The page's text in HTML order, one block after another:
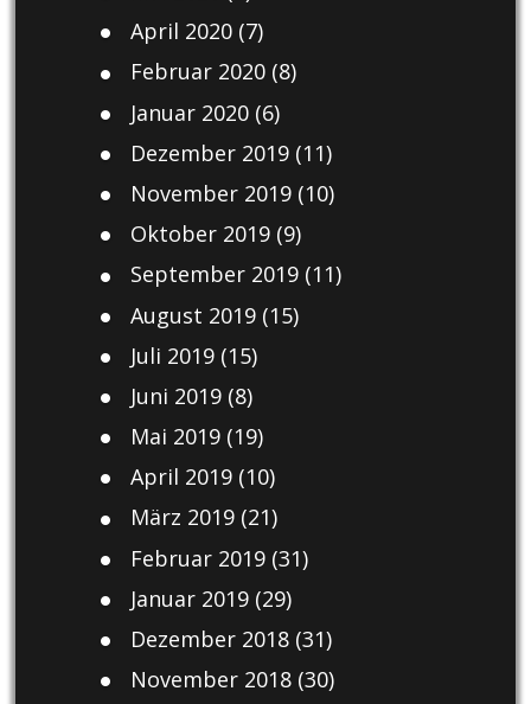
April 2020(7)
Februar 2020(8)
Januar 2020(6)
Dezember 2019(11)
November 2019(10)
Oktober 2019(9)
September 2019(11)
August 2019(15)
Juli 2019(15)
Juni 2019(8)
Mai 2019(19)
April 2019(10)
März 2019(21)
Februar 2019(31)
Januar 2019(29)
Dezember 2018(31)
November 2018(30)